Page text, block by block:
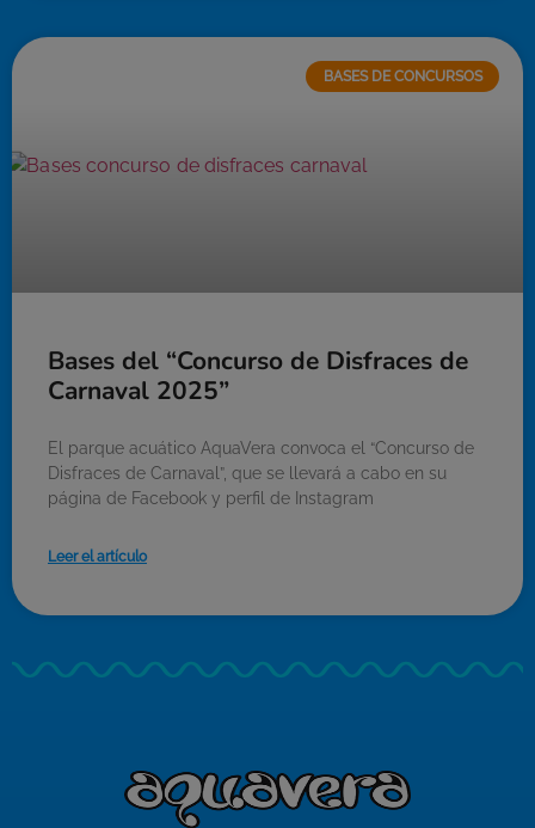
BASES DE CONCURSOS
Bases del “Concurso de Disfraces de
Carnaval 2025”
El parque acuático AquaVera convoca el “Concurso de
Disfraces de Carnaval”, que se llevará a cabo en su
página de Facebook y perfil de Instagram
Leer el artículo